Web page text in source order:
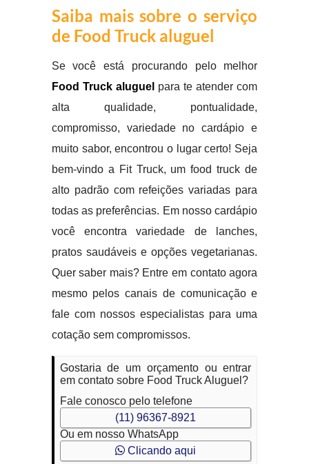
Saiba mais sobre o serviço
de Food Truck aluguel
Se você está procurando pelo melhor
Food Truck aluguel para te atender com
alta qualidade, pontualidade,
compromisso, variedade no cardápio e
muito sabor, encontrou o lugar certo! Seja
bem-vindo a Fit Truck, um food truck de
alto padrão com refeições variadas para
todas as preferências. Em nosso cardápio
você encontra variedade de lanches,
pratos saudáveis e opções vegetarianas.
Quer saber mais? Entre em contato agora
mesmo pelos canais de comunicação e
fale com nossos especialistas para uma
cotação sem compromissos.
Gostaria de um orçamento ou entrar
em contato sobre Food Truck Aluguel?
Fale conosco pelo telefone
(11) 96367-8921
Ou em nosso WhatsApp
Clicando aqui